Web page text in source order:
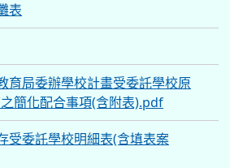
表
育局委辦學校計畫受委託學校原
簡化配合事項(含附表).pdf
受委託學校明細表(含填表案